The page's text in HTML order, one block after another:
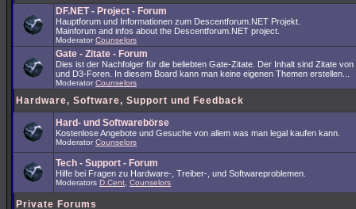
DF.NET - Project - Forum
Hauptforum und Informationen zum Descentforum.NET Projekt.
Mainforum and infos about the Descentforum.NET project.
Moderator Counselors
Gate - Zitate - Forum
Dies ist der Nachfolger für die beliebten Gate-Zitate. Der Inhalt sind Zitate
und D3-Foren. In diesem Board kann man keine eigenen Themen erstellen...
Moderator Counselors
Hardware, Software, Support und Feedback
Hard- und Softwarebörse
Kostenlose Angebote und Gesuche von allem was man legal kaufen kann.
Moderator Counselors
Tech - Support - Forum
Hilfe bei Fragen zu Hardware-, Treiber-, und Softwareproblemen.
Moderators D.Cent Counselors
Private Forums